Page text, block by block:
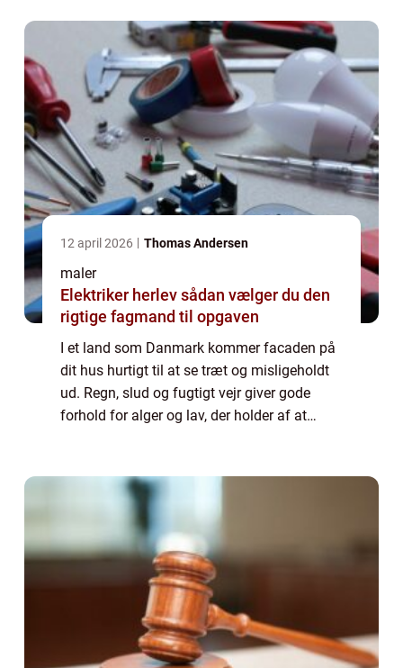
12 april 2026 Thomas Andersen
maler
Elektriker herlev sådan vælger du den
rigtige fagmand til opgaven
I et land som Danmark kommer facaden på
dit hus hurtigt til at se træt og misligeholdt
ud. Regn, slud og fugtigt vejr giver gode
forhold for alger og lav, der holder af at